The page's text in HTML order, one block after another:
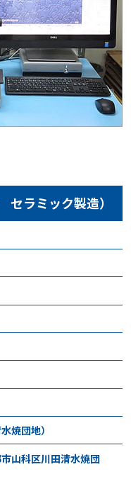
ラミック製造）
焼団地）
山科区川田清水焼団